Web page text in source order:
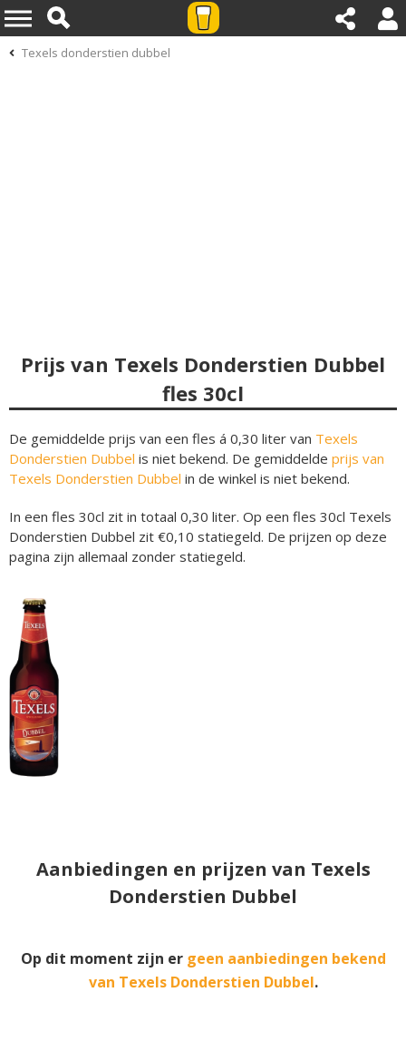
Texels donderstien dubbel
Prijs van Texels Donderstien Dubbel
fles 30cl
De gemiddelde prijs van een fles á 0,30 liter van Texels
Donderstien Dubbel is niet bekend. De gemiddelde prijs van
Texels Donderstien Dubbel in de winkel is niet bekend.
In een fles 30cl zit in totaal 0,30 liter. Op een fles 30cl Texels
Donderstien Dubbel zit €0,10 statiegeld. De prijzen op deze
pagina zijn allemaal zonder statiegeld.
Aanbiedingen en prijzen van Texels
Donderstien Dubbel
Op dit moment zijn er geen aanbiedingen bekend
van Texels Donderstien Dubbel.